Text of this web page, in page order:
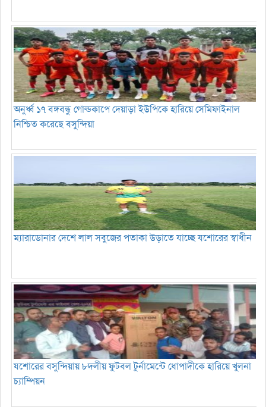
অনুর্ধ্ব ১৭ বঙ্গবন্ধু গোল্ডকাপে দেয়াড়া ইউপিকে হারিয়ে সেমিফাইনাল
নিশ্চিত করেছে বসুন্দিয়া
ম্যারাডোনার দেশে লাল সবুজের পতাকা উড়াতে যাচ্ছে যশোরের স্বাধীন
যশোরের বসুন্দিয়ায় ৮দলীয় ফুটবল টুর্নামেন্টে ধোপাদীকে হারিয়ে খুলনা
চ্যাম্পিয়ন